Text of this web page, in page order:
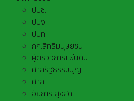
ปปช.
ปปง.
ปปท.
กก.สิทธิมนุษยชน
ผู้ตรวจการแผ่นดิน
ศาลรัฐธรรมนูญ
ศาล
อัยการ-สูงสุด